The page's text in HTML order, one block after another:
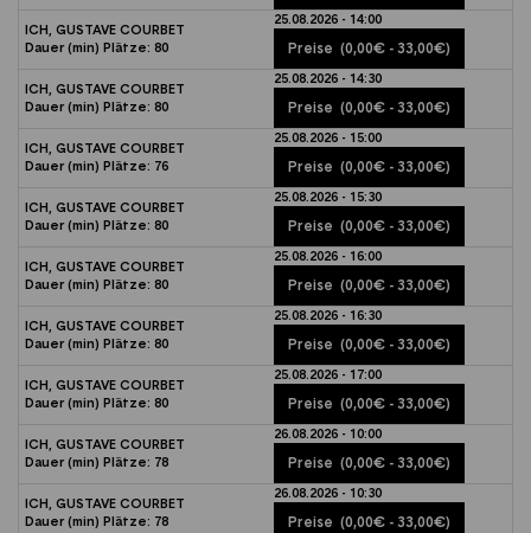
ICH, GUSTAVE COURBET
Dauer (min) Plätze: 80
25.08.2026 - 14:00
Preise (0,00€ - 33,00€)
ICH, GUSTAVE COURBET
Dauer (min) Plätze: 80
25.08.2026 - 14:30
Preise (0,00€ - 33,00€)
ICH, GUSTAVE COURBET
Dauer (min) Plätze: 76
25.08.2026 - 15:00
Preise (0,00€ - 33,00€)
ICH, GUSTAVE COURBET
Dauer (min) Plätze: 80
25.08.2026 - 15:30
Preise (0,00€ - 33,00€)
ICH, GUSTAVE COURBET
Dauer (min) Plätze: 80
25.08.2026 - 16:00
Preise (0,00€ - 33,00€)
ICH, GUSTAVE COURBET
Dauer (min) Plätze: 80
25.08.2026 - 16:30
Preise (0,00€ - 33,00€)
ICH, GUSTAVE COURBET
Dauer (min) Plätze: 80
25.08.2026 - 17:00
Preise (0,00€ - 33,00€)
ICH, GUSTAVE COURBET
Dauer (min) Plätze: 78
26.08.2026 - 10:00
Preise (0,00€ - 33,00€)
ICH, GUSTAVE COURBET
Dauer (min) Plätze: 78
26.08.2026 - 10:30
Preise (0,00€ - 33,00€)